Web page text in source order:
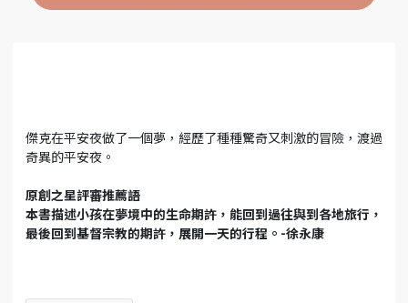
傑克在平安夜做了一個夢，經歷了種種驚奇又刺激的冒險，渡過
奇異的平安夜。
原創之星評審推薦語
本書描述小孩在夢境中的生命期許，能回到過往與到各地旅行，
最後回到基督宗教的期許，展開一天的行程。-徐永康